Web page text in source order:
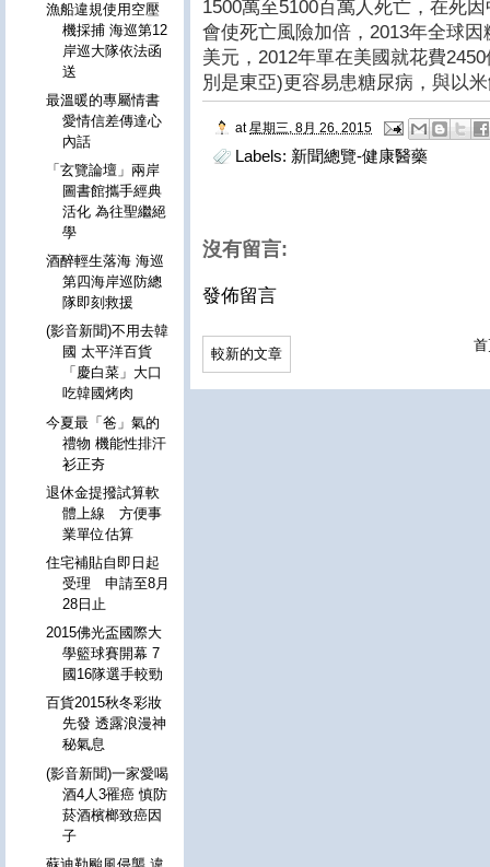
1500萬至5100百萬人死亡，在死
會使死亡風險加倍，2013年全球
美元，2012年單在美國就花費
別是東亞)更容易患糖尿病，與以
at 星期三, 8月 26, 2015
Labels: 新聞總覽-健康醫藥
沒有留言:
發佈留言
較新的文章
漁船違規使用空壓
機採捕 海巡第12
岸巡大隊依法函
送
最溫暖的專屬情書
愛情信差傳達心
內話
「玄覽論壇」兩岸
圖書館攜手經典
活化 為往聖繼絕
學
酒醉輕生落海 海巡
第四海岸巡防總
隊即刻救援
(影音新聞)不用去韓
國 太平洋百貨
「慶白菜」大口
吃韓國烤肉
今夏最「爸」氣的
禮物 機能性排汗
衫正夯
退休金提撥試算軟
體上線 方便事
業單位估算
住宅補貼自即日起
受理 申請至8月
28日止
2015佛光盃國際大
學籃球賽開幕 7
國16隊選手較勁
百貨2015秋冬彩妝
先發 透露浪漫神
秘氣息
(影音新聞)一家愛喝
酒4人3罹癌 慎防
菸酒檳榔致癌因
子